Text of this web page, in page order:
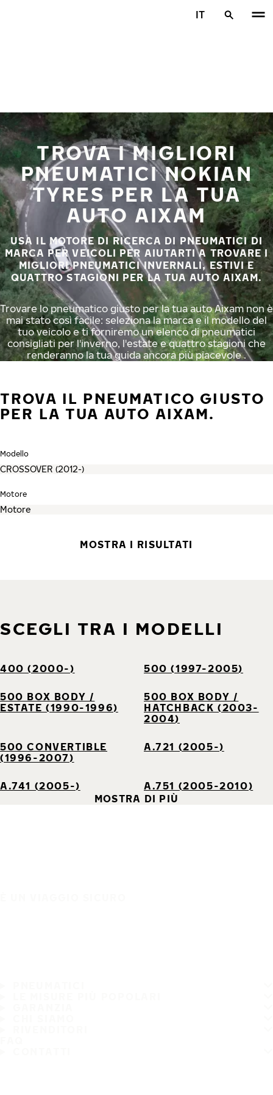
IT
TROVA I MIGLIORI
PNEUMATICI NOKIAN
TYRES PER LA TUA
AUTO AIXAM
USA IL MOTORE DI RICERCA DI PNEUMATICI DI
MARCA PER VEICOLI PER AIUTARTI A TROVARE I
MIGLIORI PNEUMATICI INVERNALI, ESTIVI E
QUATTRO STAGIONI PER LA TUA AUTO AIXAM.
Trovare lo pneumatico giusto per la tua auto Aixam non è
mai stato così facile: seleziona la marca e il modello del
tuo veicolo e ti forniremo un elenco di pneumatici
consigliati per l'inverno, l'estate e quattro stagioni che
renderanno la tua guida ancora più piacevole .
TROVA IL PNEUMATICO GIUSTO
PER LA TUA AUTO AIXAM.
Modello
Motore
MOSTRA I RISULTATI
SCEGLI TRA I MODELLI
400 (2000-) 500 (1997-2005)
500 BOX BODY /
ESTATE (1990-1996)
500 BOX BODY /
HATCHBACK (2003-
2004)
500 CONVERTIBLE
(1996-2007)
A.721 (2005-)
A.741 (2005-)
A.751 (2005-2010)
MOSTRA DI PIÙ